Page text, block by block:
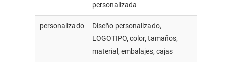
personalizada
personalizado
Diseño personalizado,
LOGOTIPO, color, tamaños,
material, embalajes, cajas